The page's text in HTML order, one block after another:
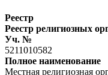
Реестр
Реестр религиозных
Уч. №
5211010582
Полное наименование
Местная религиозная